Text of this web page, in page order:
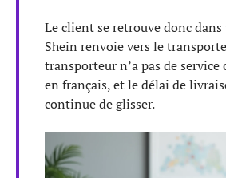
Le client se retrouve donc
Shein renvoie vers le
transporteur n’a pas de service
en français, et le délai de
continue de glisser.